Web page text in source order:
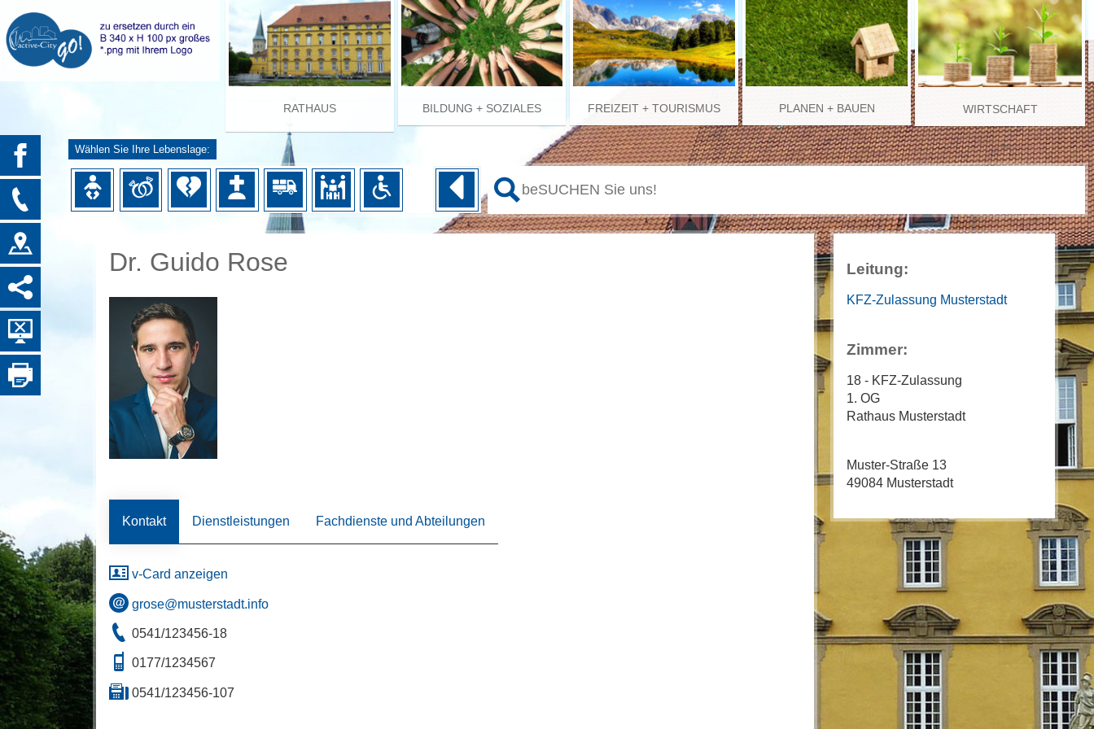
RATHAUS BILDUNG + SOZIALES FREIZEIT + TOURISMUS PLANEN + BAUEN WIRTSCHAFT
Wählen Sie Ihre Lebenslage:
Dr. Guido Rose
Kontakt Dienstleistungen Fachdienste und Abteilungen
v-Card anzeigen
grose@musterstadt.info
0541/123456-18
0177/1234567
0541/123456-107
Leitung:
KFZ-Zulassung Musterstadt
Zimmer:
18 - KFZ-Zulassung
1. OG
Rathaus Musterstadt
Muster-Straße 13
49084 Musterstadt